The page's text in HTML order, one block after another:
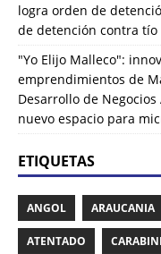
logra orden de
de detención contra tío
"Yo Elijo Malleco":
emprendimientos de
Desarrollo de
nuevo espacio para
ETIQUETAS
ANGOL ARAUCANIA
ATENTADO